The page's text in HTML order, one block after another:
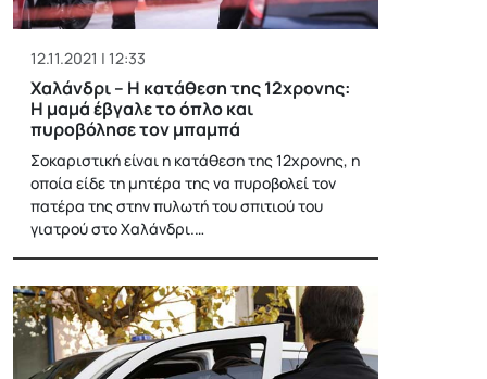
12.11.2021 | 12:33
Χαλάνδρι – Η κατάθεση της 12χρονης:
Η μαμά έβγαλε το όπλο και
πυροβόλησε τον μπαμπά
Σοκαριστική είναι η κατάθεση της 12χρονης, η
οποία είδε τη μητέρα της να πυροβολεί τον
πατέρα της στην πυλωτή του σπιτιού του
γιατρού στο Χαλάνδρι.…